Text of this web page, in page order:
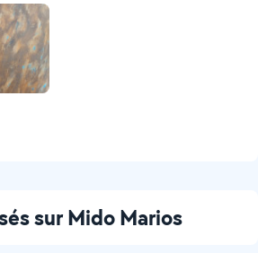
sur Mido Marios